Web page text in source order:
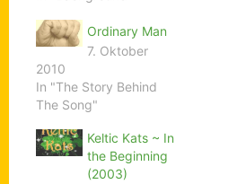
Ordinary Man
7. Oktober
2010
In "The Story Behind
The Song"
Keltic Kats ~ In
the Beginning
(2003)